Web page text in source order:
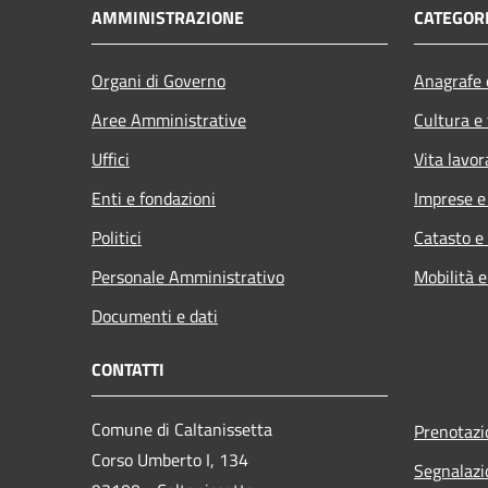
AMMINISTRAZIONE
Organi di Governo
Aree Amministrative
Uffici
Enti e fondazioni
Politici
Personale Amministrativo
Documenti e dati
Cultura
Vita
Imprese
Catasto
Mobilità
CONTATTI
Comune di Caltanissetta
Corso Umberto I, 134